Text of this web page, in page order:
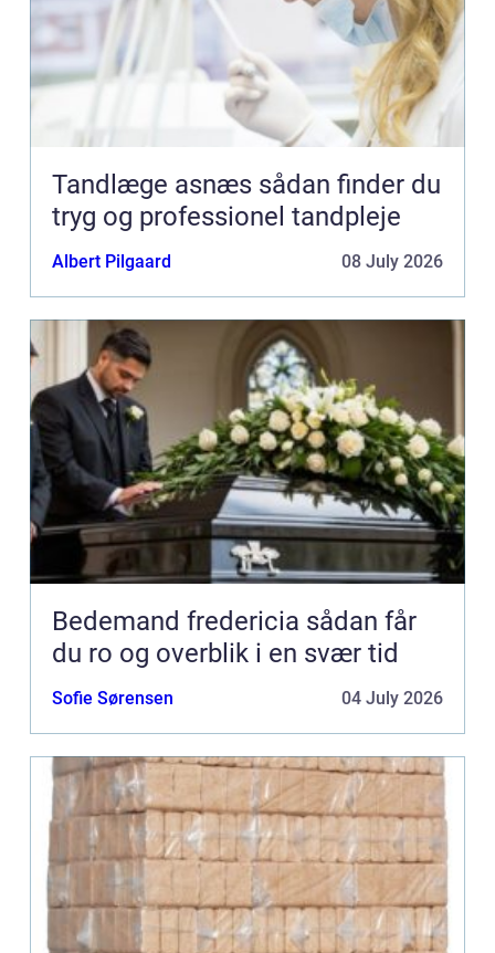
Tandlæge asnæs sådan finder du
tryg og professionel tandpleje
Albert Pilgaard 08 July 2026
Bedemand fredericia sådan får
du ro og overblik i en svær tid
Sofie Sørensen 04 July 2026